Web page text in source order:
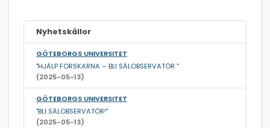
Nyhetskällor
GÖTEBORGS UNIVERSITET
"HJÄLP FORSKARNA – BLI SÄLOBSERVATÖR "
(2025-05-13)
GÖTEBORGS UNIVERSITET
"BLI SÄLOBSERVATÖR!"
(2025-05-13)